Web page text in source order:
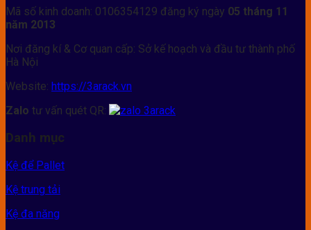
Mã số kinh doanh: 0106354129 đăng ký ngày 05 tháng 11
năm 2013
Nơi đăng kí & Cơ quan cấp: Sở kế hoạch và đầu tư thành phố
Hà Nội
Website: https://3arack.vn
Zalo tư vấn quét QR:
Danh mục
Kệ để Pallet
Kệ trung tải
Kệ đa năng